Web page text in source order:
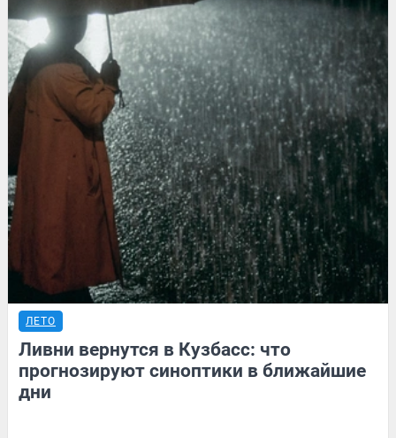
ЛЕТО
Ливни вернутся в Кузбасс: что
прогнозируют синоптики в ближайшие
дни